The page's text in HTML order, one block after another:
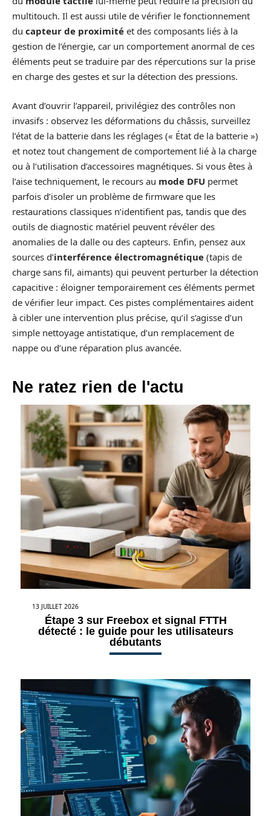
multitouch. Il est aussi utile de vérifier le fonctionnement
du capteur de proximité et des composants liés à la
gestion de l’énergie, car un comportement anormal de ces
éléments peut se traduire par des répercutions sur la prise
en charge des gestes et sur la détection des pressions.
Avant d’ouvrir l’appareil, privilégiez des contrôles non
invasifs : observez les déformations du châssis, surveillez
l’état de la batterie dans les réglages (« État de la batterie »)
et notez tout changement de comportement lié à la charge
ou à l’utilisation d’accessoires magnétiques. Si vous êtes à
l’aise techniquement, le recours au mode DFU permet
parfois d’isoler un problème de firmware que les
restaurations classiques n’identifient pas, tandis que des
outils de diagnostic matériel peuvent révéler des
anomalies de la dalle ou des capteurs. Enfin, pensez aux
sources d’interférence électromagnétique (tapis de
charge sans fil, aimants) qui peuvent perturber la détection
capacitive : éloigner temporairement ces éléments permet
de vérifier leur impact. Ces pistes complémentaires aident
à cibler une intervention plus précise, qu’il s’agisse d’un
simple nettoyage antistatique, d’un remplacement de
nappe ou d’une réparation plus avancée.
Ne ratez rien de l'actu
13 JUILLET 2026
Étape 3 sur Freebox et signal FTTH
détecté : le guide pour les utilisateurs
débutants